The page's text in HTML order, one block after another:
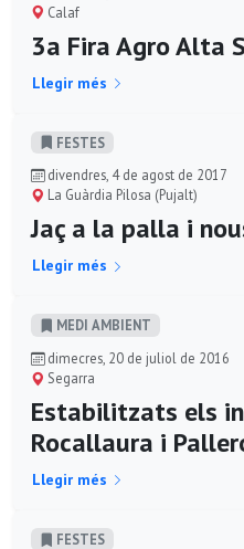
Calaf
3a Fira Agro Alta
Llegir més
FESTES
divendres, 4 de agost de 2017
La Guàrdia Pilosa (Pujalt)
Jaç a la palla i
Llegir més
MEDI AMBIENT
dimecres, 20 de juliol de 2016
Segarra
Estabilitzats els
Rocallaura i
Llegir més
FESTES